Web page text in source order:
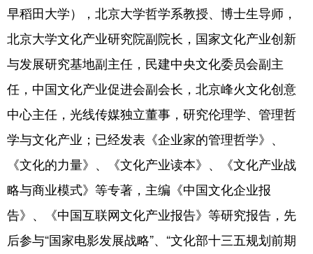
早稻田大学），北京大学哲学系教授、博士生导师，
北京大学文化产业研究院副院长，国家文化产业创新
与发展研究基地副主任，民建中央文化委员会副主
任，中国文化产业促进会副会长，北京峰火文化创意
中心主任，光线传媒独立董事，研究伦理学、管理哲
学与文化产业；已经发表《企业家的管理哲学》、
《文化的力量》、《文化产业读本》、《文化产业战
略与商业模式》等专著，主编《中国文化企业报
告》、《中国互联网文化产业报告》等研究报告，先
后参与“国家电影发展战略”、“文化部十三五规划前期